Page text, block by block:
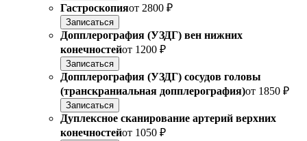
Гастроскопияот 2800 ₽
Записаться
Допплерография (УЗДГ) вен нижних
конечностейот 1200 ₽
Записаться
Допплерография (УЗДГ) сосудов головы
(транскраниальная допплерография)от 1850 ₽
Записаться
Дуплексное сканирование артерий верхних
конечностейот 1050 ₽